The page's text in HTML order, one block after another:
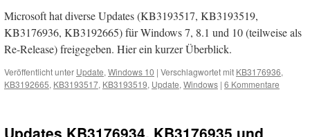
Microsoft hat diverse Updates (KB3193517, KB3193519,
KB3176936, KB3192665) für Windows 7, 8.1 und 10 (teilweise als
Re-Release) freigegeben. Hier ein kurzer Überblick.
Veröffentlicht unter Update, Windows 10 | Verschlagwortet mit KB3176936,
KB3192665, KB3193517, KB3193519, Update, Windows | 6 Kommentare